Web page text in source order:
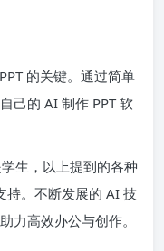
的关键。通过简单
己的 AI 制作 PPT 软
生，以上提到的各种
持。不断发展的 AI 技
力高效办公与创作。